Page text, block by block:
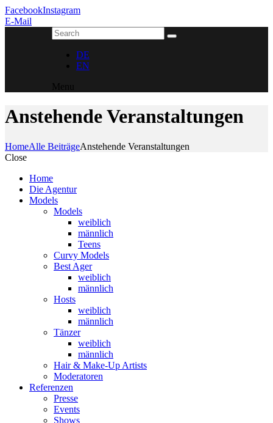
FacebookInstagram
E-Mail
DE
EN
Menu
Anstehende Veranstaltungen
HomeAlle BeiträgeAnstehende Veranstaltungen
Close
Home
Die Agentur
Models
Models
weiblich
männlich
Teens
Curvy Models
Best Ager
weiblich
männlich
Hosts
weiblich
männlich
Tänzer
weiblich
männlich
Hair & Make-Up Artists
Moderatoren
Referenzen
Presse
Events
Shows